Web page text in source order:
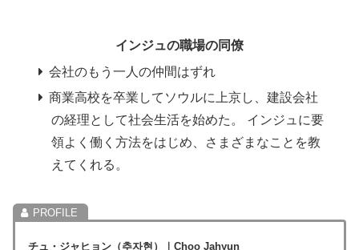
インジュの職場の同僚
会社のもう一人の仲間はずれ
商業高校を卒業してソウルに上京し、建設会社
の経理として社会生活を始めた。 インジュに要
領よく働く方法をはじめ、さまざまなことを教
えてくれる。
チュ・ジャヒョン （추자현）
Choo Jahyun